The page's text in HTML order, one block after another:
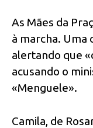
As Mães da
à marcha. Uma
alertando que
acusando o
«Menguele».
Camila, de